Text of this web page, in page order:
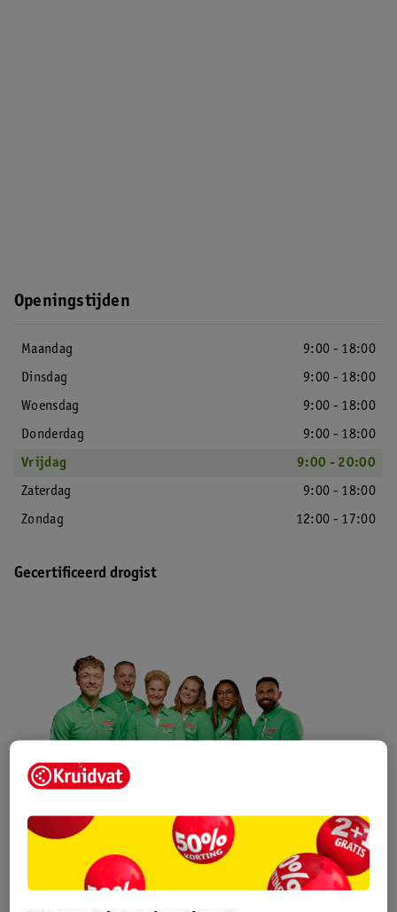
Openingstijden
Maandag
9:00 - 18:00
Dinsdag
9:00 - 18:00
Woensdag
9:00 - 18:00
Donderdag
9:00 - 18:00
Vrijdag
9:00 - 20:00
Zaterdag
9:00 - 18:00
Zondag
12:00 - 17:00
Gecertificeerd drogist
Kruidvat is een erkend specialist in
zelfzorg, ook online. Wat je